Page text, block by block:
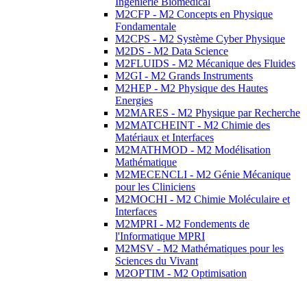
M2CFP - M2 Concepts en Physique
Fondamentale
M2CPS - M2 Système Cyber Physique
M2DS - M2 Data Science
M2FLUIDS - M2 Mécanique des Fluides
M2GI - M2 Grands Instruments
M2HEP - M2 Physique des Hautes
Energies
M2MARES - M2 Physique par Recherche
M2MATCHEINT - M2 Chimie des
Matériaux et Interfaces
M2MATHMOD - M2 Modélisation
Mathématique
M2MECENCLI - M2 Génie Mécanique
pour les Cliniciens
M2MOCHI - M2 Chimie Moléculaire et
Interfaces
M2MPRI - M2 Fondements de
l'Informatique MPRI
M2MSV - M2 Mathématiques pour les
Sciences du Vivant
M2OPTIM - M2 Optimisation